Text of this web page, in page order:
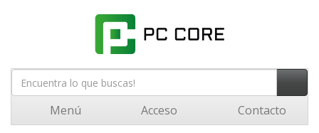
Menú Acceso Contacto